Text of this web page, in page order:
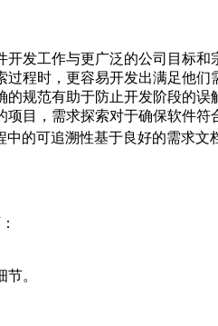
开发工作与更广泛的公司目标
过程时，更容易开发出满足他
的规范有助于防止开发阶段的
项目，需求探索对于确保软件
中的可追溯性基于良好的需求文
。